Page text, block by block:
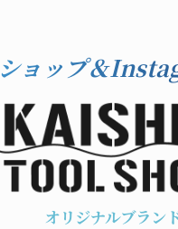
ショップ＆
オリジナルブラン